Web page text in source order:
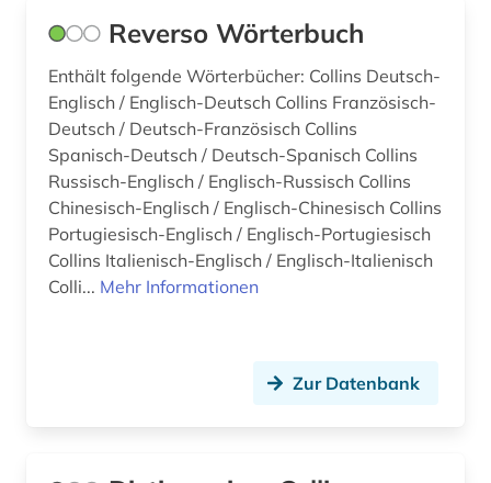
Reverso Wörterbuch
Enthält folgende Wörterbücher: Collins Deutsch-
Englisch / Englisch-Deutsch Collins Französisch-
Deutsch / Deutsch-Französisch Collins
Spanisch-Deutsch / Deutsch-Spanisch Collins
Russisch-Englisch / Englisch-Russisch Collins
Chinesisch-Englisch / Englisch-Chinesisch Collins
Portugiesisch-Englisch / Englisch-Portugiesisch
Collins Italienisch-Englisch / Englisch-Italienisch
Colli... Mehr Informationen
Zur Datenbank